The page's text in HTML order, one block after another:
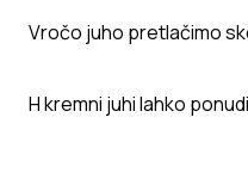
Vročo juho pretlačimo
H kremni juhi lahko